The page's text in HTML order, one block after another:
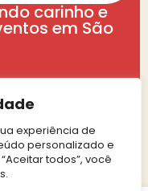
experiência de
personalizado e
todos”, você
carinho e
em São